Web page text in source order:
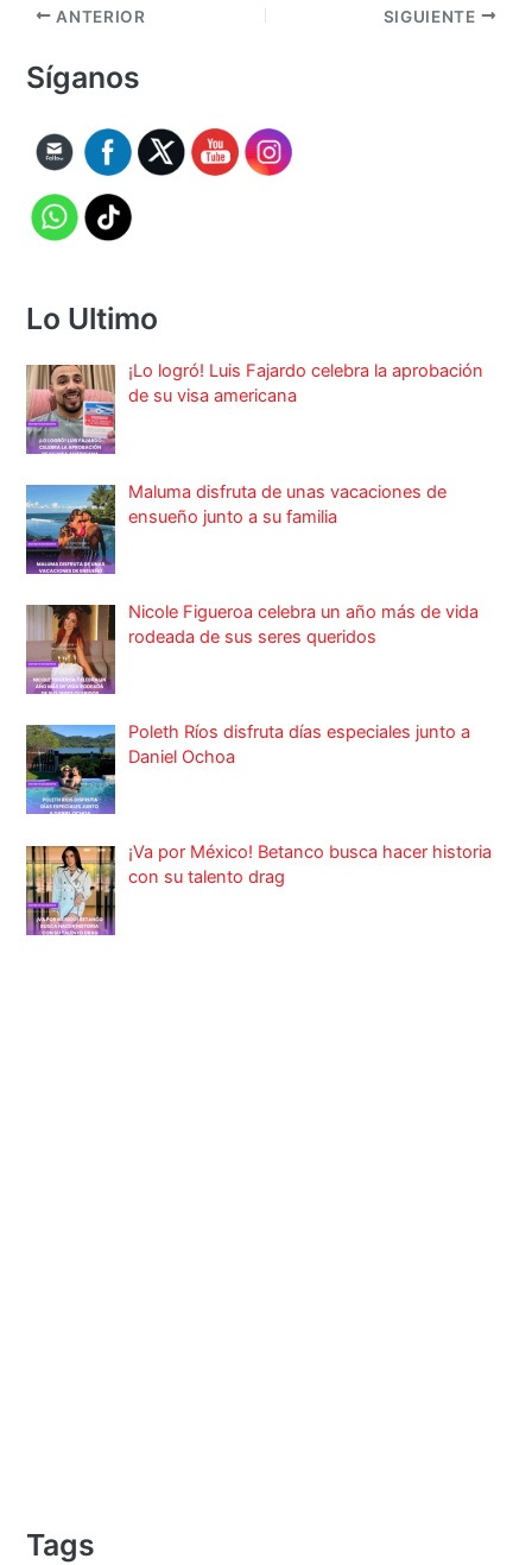
ANTERIOR SIGUIENTE
Síganos
Lo Ultimo
¡Lo logró! Luis Fajardo celebra la aprobación
de su visa americana
Maluma disfruta de unas vacaciones de
ensueño junto a su familia
Nicole Figueroa celebra un año más de vida
rodeada de sus seres queridos
Poleth Ríos disfruta días especiales junto a
Daniel Ochoa
¡Va por México! Betanco busca hacer historia
con su talento drag
Tags